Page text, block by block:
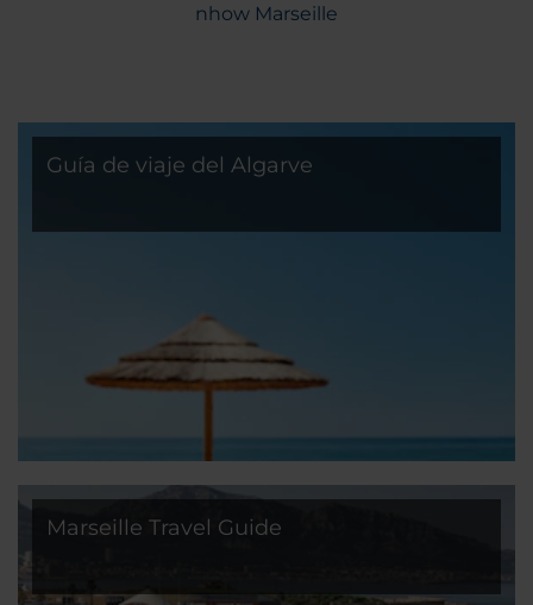
nhow Marseille
Guía de viaje del Algarve
Marseille Travel Guide